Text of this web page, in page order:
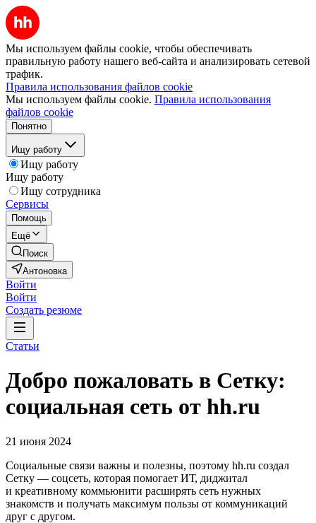
Мы используем файлы cookie, чтобы обеспечивать
правильную работу нашего веб-сайта и анализировать сетевой
трафик.
Правила использования файлов cookie
Мы используем файлы cookie. Правила использования
файлов cookie
Понятно
Ищу работу
Ищу работу
Ищу работу
Ищу сотрудника
Сервисы
Помощь
Ещё
Поиск
Антоновка
Войти
Войти
Создать резюме
Статьи
Добро пожаловать в Сетку:
социальная сеть от hh.ru
21 июня 2024
Социальные связи важны и полезны, поэтому hh.ru создал
Сетку — соцсеть, которая помогает ИТ, диджитал
и креативному коммьюнити расширять сеть нужных
знакомств и получать максимум пользы от коммуникаций
друг с другом.